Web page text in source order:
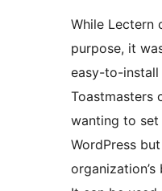
While Lectern
purpose, it
easy-to-
Toastmasters
wanting to set
WordPress